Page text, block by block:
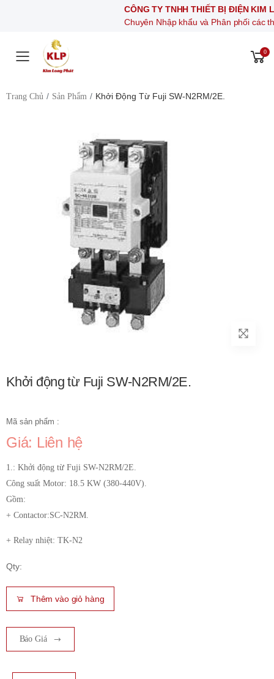
CÔNG TY TNHH THIẾT BỊ ĐIỆN KIM LONG
Chuyên Nhập khẩu và Phân phối các thiết bị
Toggle mobile menu
0
Trang Chủ Sản Phẩm Khởi Động Từ Fuji SW-N2RM/2E.
Khởi động từ Fuji SW-N2RM/2E.
Mã sản phẩm :
Giá: Liên hệ
1.: Khởi động từ Fuji SW-N2RM/2E.
Công suất Motor: 18.5 KW (380-440V).
Gồm:
+ Contactor:SC-N2RM.
+ Relay nhiệt: TK-N2
Qty:
Thêm vào giỏ hàng
Báo Giá